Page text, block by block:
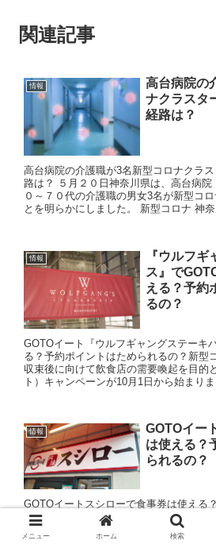
関連記事
情報
高台病院の
ナクラスタ
経路は？
高台病院の介護職が3名新型コロナクラ
路は？ ５月２０日神奈川県は、高台病院
０～７０代の介護職の男女3名が新型コ
とを明らかにしました。 新型コロナ 神
情報
『ウルフ
ス』で
える？予約
るの？
GOTOイート『ウルフギャングステーキ
る？予約ポイントはためられるの？新型
収束後に向けて飲食店の需要喚起を目的
ト）キャンペーンが10月1日から始まり
情報
GOTOイー
は使える？
られるの？
GOTOイートスシローで食事券は使える
れるの？新型コロナウイルス感染症の収
要喚起を目的としたGo To Eat（イート
から始まりました。インターネットの飲
メニュー ホーム 検索